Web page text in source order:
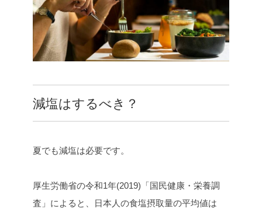
減塩はするべき？
夏でも減塩は必要です。
厚生労働省の令和1年(2019)「国民健康・栄養調
査」によると、日本人の食塩摂取量の平均値は